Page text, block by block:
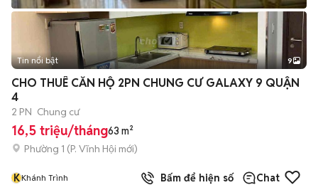
+2
Tin nổi bật 9
CHO THUÊ CĂN HỘ 2PN CHUNG CƯ GALAXY 9 QUẬN
4
2 PN Chung cư
16,5 triệu/tháng63 m²
Phường 1 (P. Vĩnh Hội mới)
KKhánh Trình Bấm để hiện số Chat